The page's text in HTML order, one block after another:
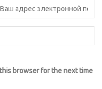
browser for the next time